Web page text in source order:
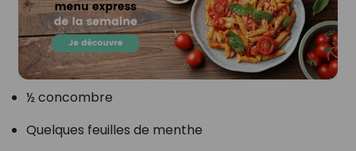
½ concombre
Quelques feuilles de menthe